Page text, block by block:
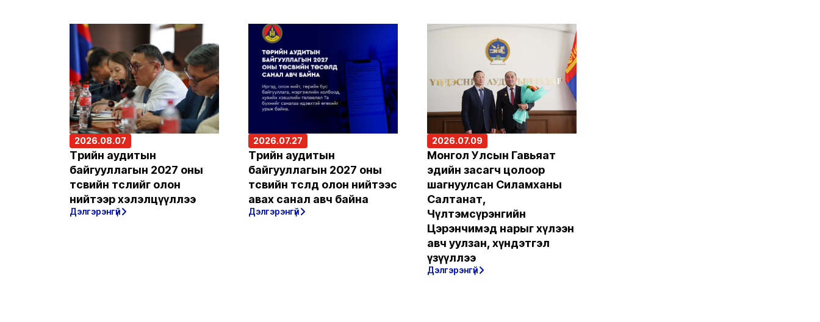
2026.08.07
Төрийн аудитын
байгууллагын 2027 оны
төсвийн төслийг олон
нийтээр хэлэлцүүллээ
Дэлгэрэнгүй
2026.07.27
Төрийн аудитын
байгууллагын 2027 оны
төсвийн төсөлд олон нийтээс
авах санал авч байна
Дэлгэрэнгүй
2026.07.09
Монгол Улсын Гавьяат
эдийн засагч цолоор
шагнуулсан Силамханы
Салтанат,
Чүлтэмсүрэнгийн
Цэрэнчимэд нарыг хүлээн
авч уулзан, хүндэтгэл
үзүүллээ
Дэлгэрэнгүй